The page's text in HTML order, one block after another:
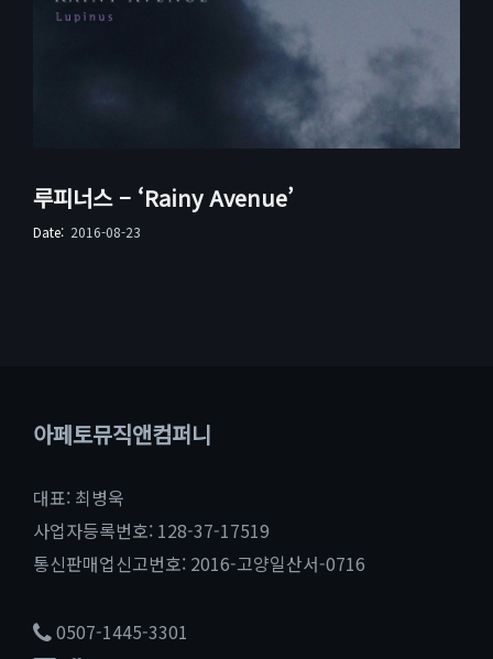
루피너스 – ‘Rainy Avenue’
Date: 2016-08-23
아페토뮤직앤컴퍼니
대표: 최병욱
사업자등록번호: 128-37-17519
통신판매업신고번호: 2016-고양일산서-0716
0507-1445-3301